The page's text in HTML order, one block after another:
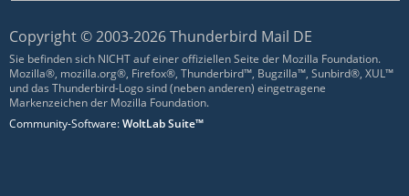
Copyright © 2003-2026 Thunderbird Mail DE
Sie befinden sich NICHT auf einer offiziellen Seite der Mozilla Foundation.
Mozilla®, mozilla.org®, Firefox®, Thunderbird™, Bugzilla™, Sunbird®, XUL™
und das Thunderbird-Logo sind (neben anderen) eingetragene
Markenzeichen der Mozilla Foundation.
Community-Software:WoltLab Suite™